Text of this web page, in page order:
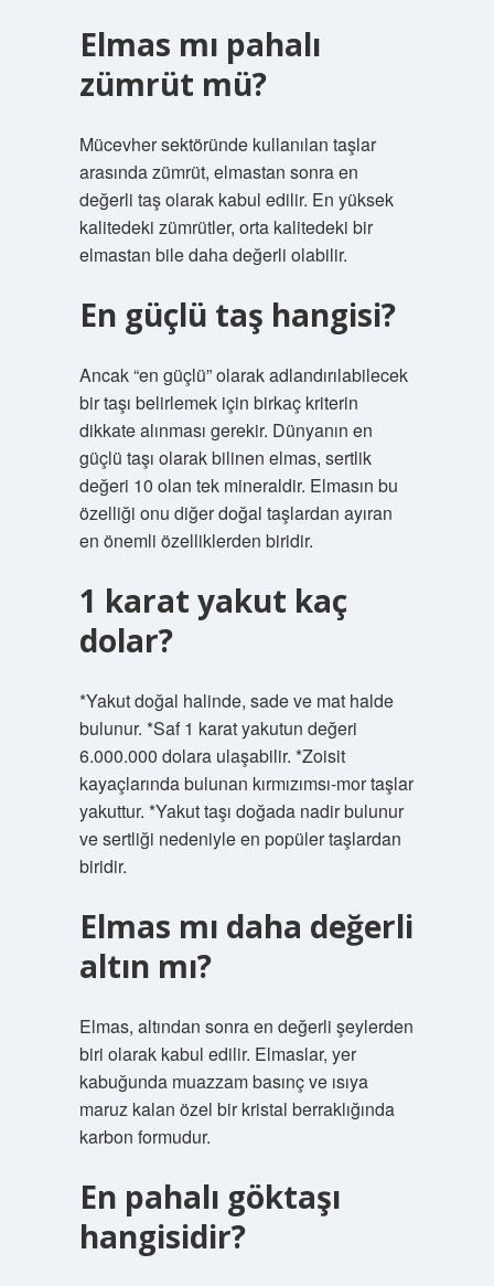
Elmas mı pahalı
zümrüt mü?
Mücevher sektöründe kullanılan taşlar
arasında zümrüt, elmastan sonra en
değerli taş olarak kabul edilir. En yüksek
kalitedeki zümrütler, orta kalitedeki bir
elmastan bile daha değerli olabilir.
En güçlü taş hangisi?
Ancak “en güçlü” olarak adlandırılabilecek
bir taşı belirlemek için birkaç kriterin
dikkate alınması gerekir. Dünyanın en
güçlü taşı olarak bilinen elmas, sertlik
değeri 10 olan tek mineraldir. Elmasın bu
özelliği onu diğer doğal taşlardan ayıran
en önemli özelliklerden biridir.
1 karat yakut kaç
dolar?
*Yakut doğal halinde, sade ve mat halde
bulunur. *Saf 1 karat yakutun değeri
6.000.000 dolara ulaşabilir. *Zoisit
kayaçlarında bulunan kırmızımsı-mor taşlar
yakuttur. *Yakut taşı doğada nadir bulunur
ve sertliği nedeniyle en popüler taşlardan
biridir.
Elmas mı daha değerli
altın mı?
Elmas, altından sonra en değerli şeylerden
biri olarak kabul edilir. Elmaslar, yer
kabuğunda muazzam basınç ve ısıya
maruz kalan özel bir kristal berraklığında
karbon formudur.
En pahalı göktaşı
hangisidir?